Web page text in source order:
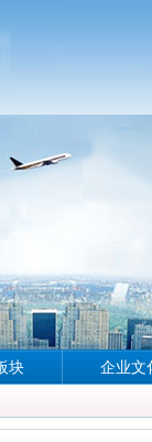
块 企业文